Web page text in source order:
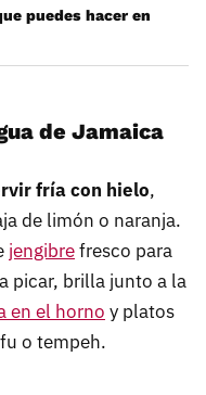
puedes hacer en
de Jamaica
fría con hielo,
de limón o naranja.
jengibrefresco para
picar, brilla junto a la
en el horno y platos
o tempeh.